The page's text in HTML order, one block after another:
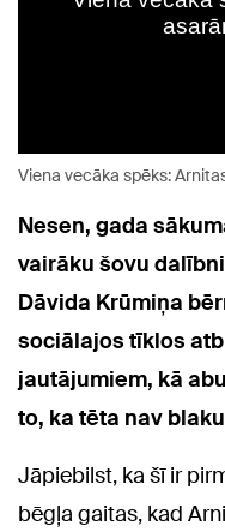
Viena vecāka spēks:
Nesen, gada
vairāku šovu
Dāvida Krūmiņa
sociālajos tīklos
jautājumiem, kā
to, ka tēta nav
Jāpiebilst, ka šī ir
bēgļa gaitas, kad